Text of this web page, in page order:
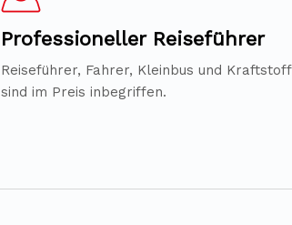
Professioneller Reiseführer
Reiseführer, Fahrer, Kleinbus und Kraftstoff
sind im Preis inbegriffen.